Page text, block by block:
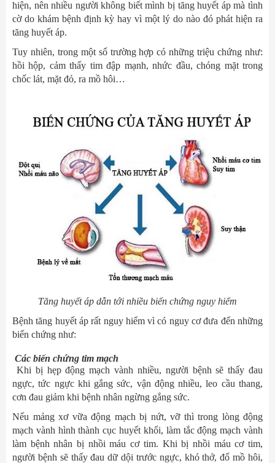
hiện, nên nhiều người không biết mình bị tăng huyết áp mà tình
cờ do khám bệnh định kỳ hay vì một lý do nào đó phát hiện ra
tăng huyết áp.
Tuy nhiên, trong một số trường hợp có những triệu chứng như:
hồi hộp, cảm thấy tim đập mạnh, nhức đầu, chóng mặt trong
chốc lát, mặt đỏ, ra mồ hôi…
Tăng huyết áp dẫn tới nhiều biến chứng nguy hiểm
Bệnh tăng huyết áp rất nguy hiểm vì có nguy cơ đưa đến những
biến chứng như:
Các biến chứng tim mạch
Khi bị hẹp động mạch vành nhiều, người bệnh sẽ thấy đau
ngực, tức ngực khi gắng sức, vận động nhiều, leo cầu thang,
cơn đau giảm khi bệnh nhân ngừng gắng sức.
Nếu mảng xơ vữa động mạch bị nứt, vỡ thì trong lòng động
mạch vành hình thành cục huyết khối, làm tắc động mạch vành
làm bệnh nhân bị nhồi máu cơ tim. Khi bị nhồi máu cơ tim,
người bệnh sẽ thấy đau dữ dội trước ngực, khó thở, đổ mồ hôi,